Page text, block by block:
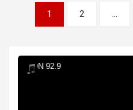
Paginación
1 2 …